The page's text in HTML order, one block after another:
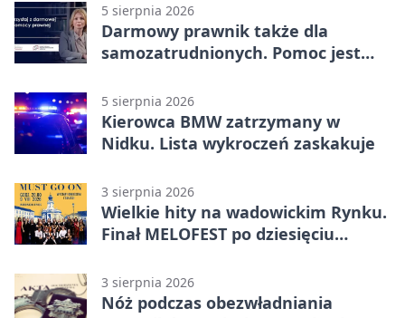
5 sierpnia 2026
Darmowy prawnik także dla
samozatrudnionych. Pomoc jest
5 sierpnia 2026
Kierowca BMW zatrzymany w
Nidku. Lista wykroczeń zaskakuje
3 sierpnia 2026
Wielkie hity na wadowickim Rynku.
Finał MELOFEST po dziesięciu
3 sierpnia 2026
Nóż podczas obezwładniania